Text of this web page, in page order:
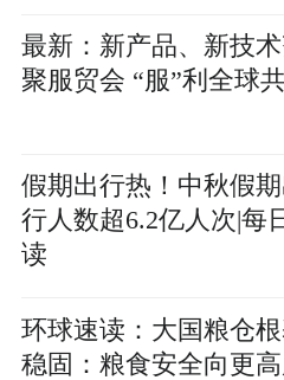
最新：新产品、新技
聚服贸会 “服”利全球
假期出行热！中秋假期
行人数超6.2亿人次|每
读
环球速读：大国粮仓
稳固：粮食安全向更